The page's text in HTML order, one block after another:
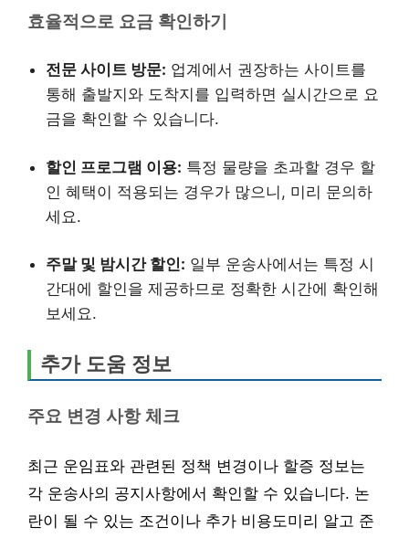
효율적으로 요금 확인하기
전문 사이트 방문: 업계에서 권장하는 사이트를
통해 출발지와 도착지를 입력하면 실시간으로 요
금을 확인할 수 있습니다.
할인 프로그램 이용: 특정 물량을 초과할 경우 할
인 혜택이 적용되는 경우가 많으니, 미리 문의하
세요.
주말 및 밤시간 할인: 일부 운송사에서는 특정 시
간대에 할인을 제공하므로 정확한 시간에 확인해
보세요.
추가 도움 정보
주요 변경 사항 체크
최근 운임표와 관련된 정책 변경이나 할증 정보는
각 운송사의 공지사항에서 확인할 수 있습니다. 논
란이 될 수 있는 조건이나 추가 비용도미리 알고 준